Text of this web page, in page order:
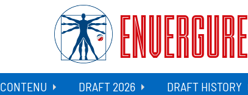
ENVERGURE
CONTENU DRAFT 2026 DRAFT HISTORY